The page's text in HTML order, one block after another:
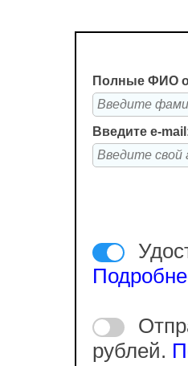
Полные ФИО
Введите e-
рублей.